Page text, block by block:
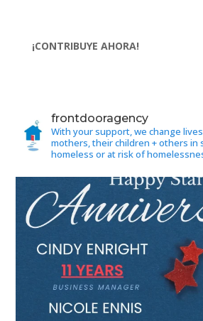
¡CONTRIBUYE AHORA!
frontdooragency
With your support, we change
mothers, their children + others in
homeless or at risk of